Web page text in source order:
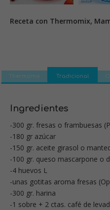
Receta con Thermomix,
Thermomix Tradicional
Ingredientes
-300 gr. fresas o frambuesas
-180 gr azúcar
-150 gr. aceite girasol o
-100 gr. queso mascarpone o
-4 huevos L
-unas gotitas aroma fresas
-300 gr. harina
-1 sobre + 2 ctas. café de